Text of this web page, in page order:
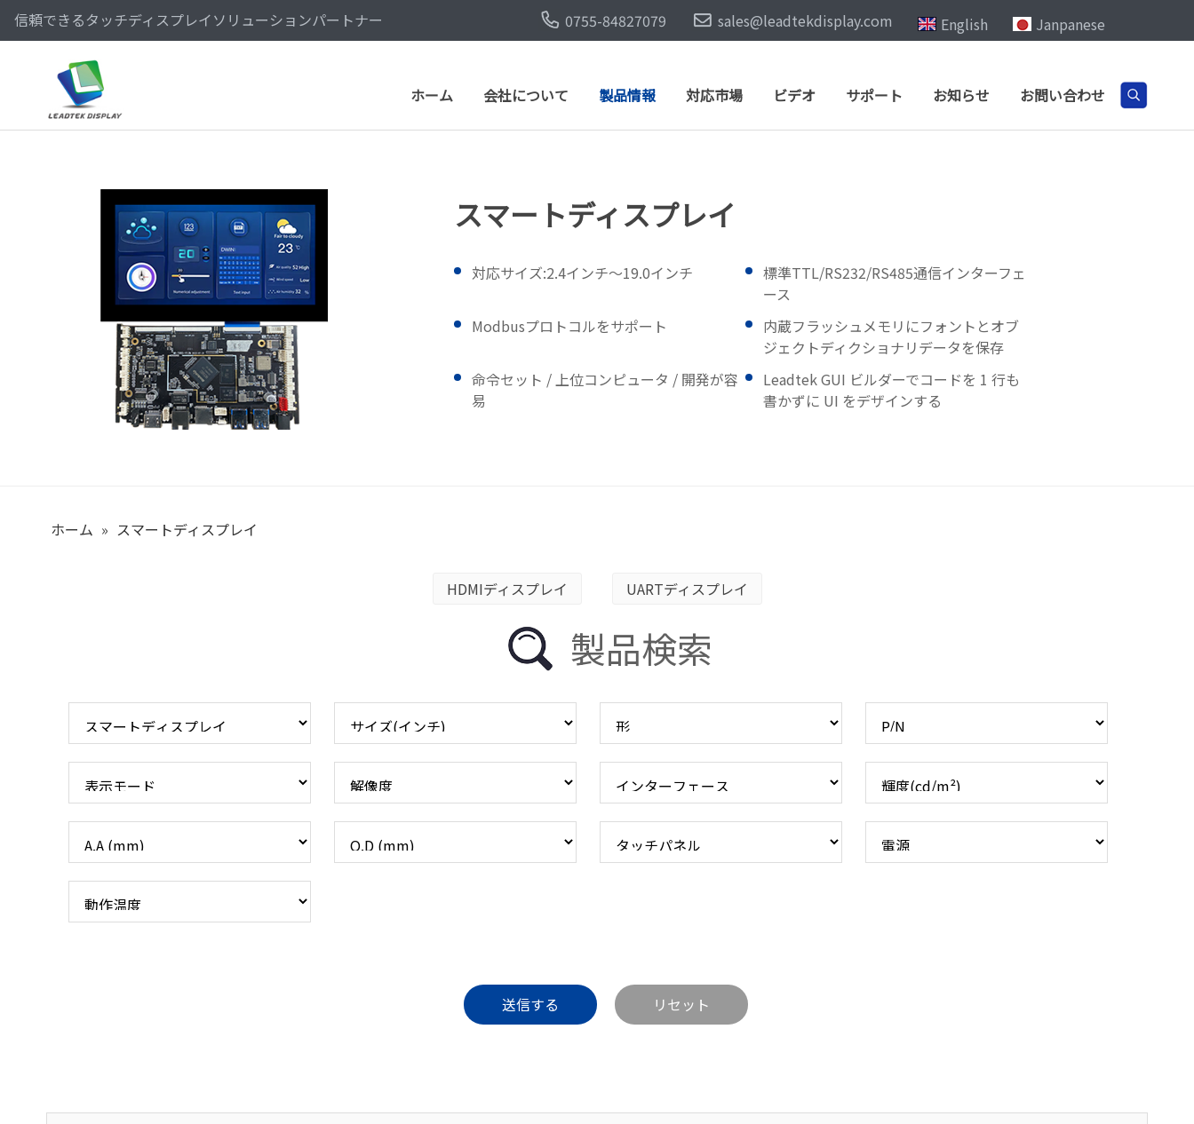
信頼できるタッチディスプレイソリューションパートナー 0755-84827079 sales@leadtekdisplay.com English Janpanese
ホーム 会社について 製品情報 対応市場 ビデオ サポート お知らせ お問い合わせ
スマートディスプレイ
対応サイズ:2.4インチ〜19.0インチ
標準TTL/RS232/RS485通信インターフェ
ース
Modbusプロトコルをサポート
内蔵フラッシュメモリにフォントとオブ
ジェクトディクショナリデータを保存
命令セット / 上位コンピュータ / 開発が容
易
Leadtek GUI ビルダーでコードを 1 行も
書かずに UI をデザインする
ホーム » スマートディスプレイ
HDMIディスプレイ UARTディスプレイ
製品検索